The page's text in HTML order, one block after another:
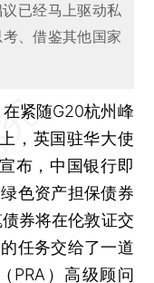
已经马上驱动私
、借鉴其他国家
在紧随G20杭州峰
，英国驻华大使
布，中国银行即
色资产担保债券
券将在伦敦证交
任务交给了一道
PRA）高级顾问